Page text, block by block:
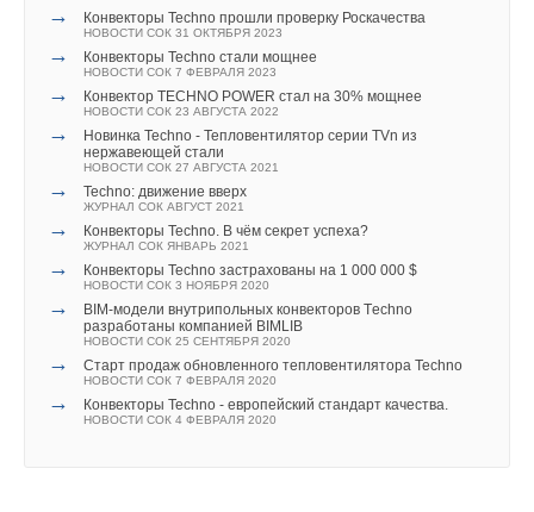
→ Конвекторы Techno прошли проверку Роскачества
НОВОСТИ СОК 31 ОКТЯБРЯ 2023
→ Конвекторы Techno стали мощнее
НОВОСТИ СОК 7 ФЕВРАЛЯ 2023
→ Конвектор TECHNO POWER стал на 30% мощнее
НОВОСТИ СОК 23 АВГУСТА 2022
→
Новинка Techno - Тепловентилятор серии TVn из
нержавеющей стали
НОВОСТИ СОК 27 АВГУСТА 2021
→ Techno: движение вверх
ЖУРНАЛ СОК АВГУСТ 2021
→ Конвекторы Techno. В чём секрет успеха?
ЖУРНАЛ СОК ЯНВАРЬ 2021
→ Конвекторы Techno застрахованы на 1 000 000 $
НОВОСТИ СОК 3 НОЯБРЯ 2020
→
BIM-модели внутрипольных конвекторов Тechno
разработаны компанией BIMLIB
НОВОСТИ СОК 25 СЕНТЯБРЯ 2020
→ Старт продаж обновленного тепловентилятора Techno
НОВОСТИ СОК 7 ФЕВРАЛЯ 2020
→ Конвекторы Techno - европейский стандарт качества.
НОВОСТИ СОК 4 ФЕВРАЛЯ 2020
Комментарии
В этой теме еще нет комментариев
Добавить комментарий
Ваше имя *
Ваш E-mail *
→ Techno: движение вверх
ЖУРНАЛ СОК АВГУСТ 2021
→ Конвекторы Techno. В чём секрет успеха?
ЖУРНАЛ СОК ЯНВАРЬ 2021
→ Конвекторы Techno застрахованы на 1 000 000 $
НОВОСТИ СОК 3 НОЯБРЯ 2020
→
BIM-модели внутрипольных конвекторов Тechno
разработаны компанией BIMLIB
НОВОСТИ СОК 25 СЕНТЯБРЯ 2020
→ Старт продаж обновленного тепловентилятора Techno
НОВОСТИ СОК 7 ФЕВРАЛЯ 2020
→ Конвекторы Techno - европейский стандарт качества.
НОВОСТИ СОК 4 ФЕВРАЛЯ 2020
Уведомления отключены